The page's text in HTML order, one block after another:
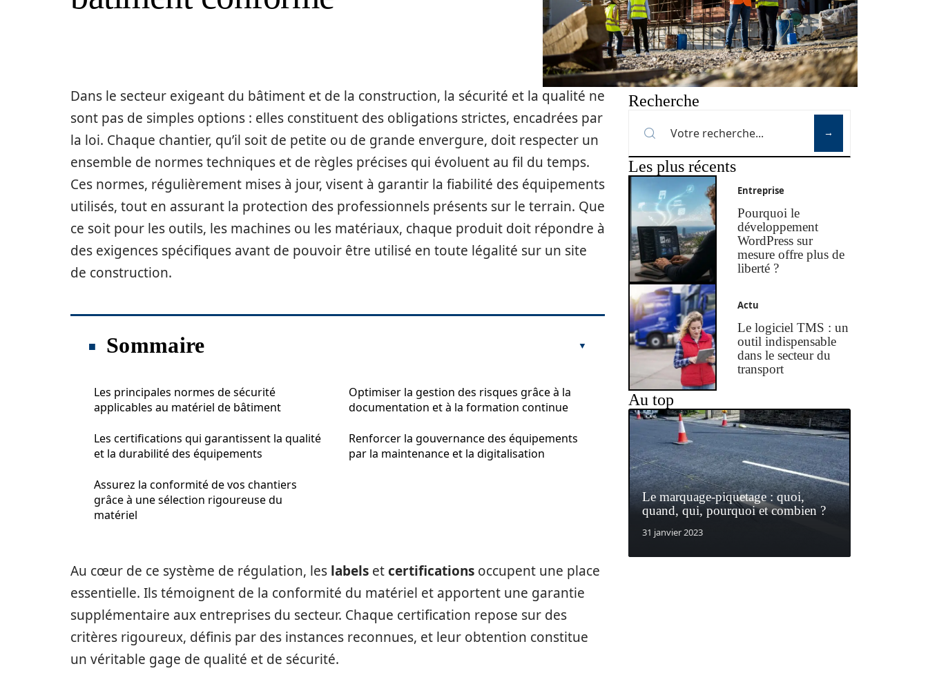
Dans le secteur exigeant du bâtiment et de la construction, la sécurité et la qualité ne
sont pas de simples options : elles constituent des obligations strictes, encadrées par
la loi. Chaque chantier, qu’il soit de petite ou de grande envergure, doit respecter un
ensemble de normes techniques et de règles précises qui évoluent au fil du temps.
Ces normes, régulièrement mises à jour, visent à garantir la fiabilité des équipements
utilisés, tout en assurant la protection des professionnels présents sur le terrain. Que
ce soit pour les outils, les machines ou les matériaux, chaque produit doit répondre à
des exigences spécifiques avant de pouvoir être utilisé en toute légalité sur un site
de construction.
Sommaire
Les principales normes de sécurité
applicables au matériel de bâtiment
Les certifications qui garantissent la qualité
et la durabilité des équipements
Assurez la conformité de vos chantiers
grâce à une sélection rigoureuse du
matériel
Optimiser la gestion des risques grâce à la
documentation et à la formation continue
Renforcer la gouvernance des équipements
par la maintenance et la digitalisation
Au cœur de ce système de régulation, les labels etcertifications occupent une place
essentielle. Ils témoignent de la conformité du matériel et apportent une garantie
supplémentaire aux entreprises du secteur. Chaque certification repose sur des
critères rigoureux, définis par des instances reconnues, et leur obtention constitue
un véritable gage de qualité et de sécurité.
Recherche
Les plus récents
Entreprise
Pourquoi le
développement
WordPress sur
mesure offre plus de
liberté ?
Actu
Le logiciel TMS : un
outil indispensable
dans le secteur du
transport
Au top
Le marquage-piquetage : quoi,
quand, qui, pourquoi et combien ?
31 janvier 2023